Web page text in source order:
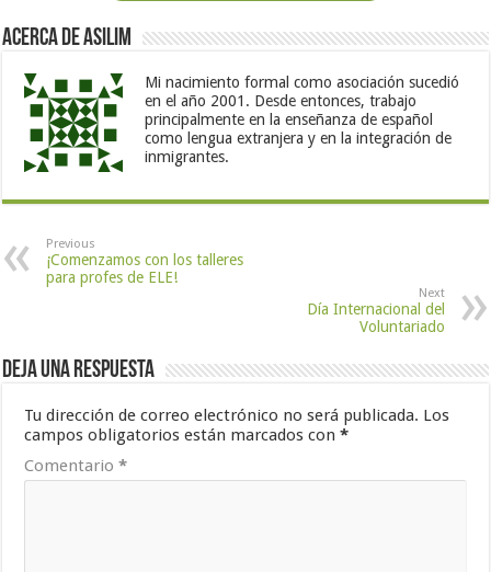
Acerca de Asilim
Mi nacimiento formal como asociación sucedió
en el año 2001. Desde entonces, trabajo
principalmente en la enseñanza de español
como lengua extranjera y en la integración de
inmigrantes.
Previous
¡Comenzamos con los talleres
para profes de ELE!
Next
Día Internacional del
Voluntariado
Deja una respuesta
Tu dirección de correo electrónico no será publicada. Los
campos obligatorios están marcados con*
Comentario*